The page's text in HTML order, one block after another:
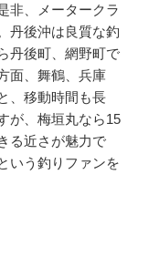
非、メータークラ
丹後沖は良質な釣
丹後町、網野町で
面、舞鶴、兵庫
、移動時間も長
が、梅垣丸なら15
る近さが魅力で
いう釣りファンを